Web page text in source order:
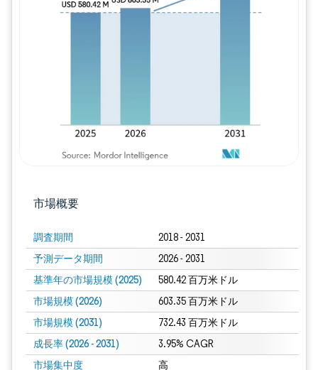
市場概要
調査期間 2018 - 2031
予測データ期間 2026 - 2031
基準年の市場規模 (2025) 580.42 百万米ドル
市場規模 (2026) 603.35 百万米ドル
市場規模 (2031) 732.43 百万米ドル
成長率 (2026 - 2031) 3.95% CAGR
市場集中度 高